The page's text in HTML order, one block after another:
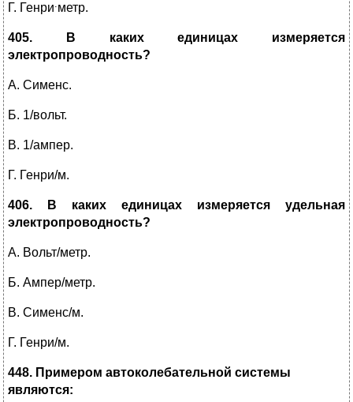
Г. Генри метр.
405. В каких единицах измеряется
электропроводность?
А. Сименс.
Б. 1/вольт.
В. 1/ампер.
Г. Генри/м.
406. В каких единицах измеряется удельная
электропроводность?
А. Вольт/метр.
Б. Ампер/метр.
В. Сименс/м.
Г. Генри/м.
448. Примером автоколебательной системы
являются: